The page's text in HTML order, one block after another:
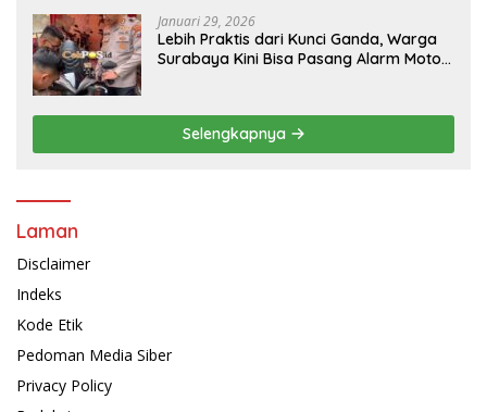
Januari 29, 2026
Lebih Praktis dari Kunci Ganda, Warga
Surabaya Kini Bisa Pasang Alarm Motor
Selengkapnya
Laman
Disclaimer
Indeks
Kode Etik
Pedoman Media Siber
Privacy Policy